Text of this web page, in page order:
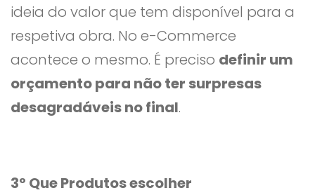
ideia do valor que tem disponível para a
respetiva obra. No e-Commerce
acontece o mesmo. É preciso definir um
orçamento para não ter surpresas
desagradáveis no final.
3º Que Produtos escolher